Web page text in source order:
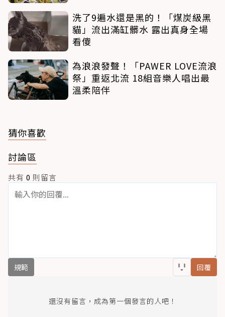
洗了9遍水還是黑的！「煤炭級黑
貓」流出滿缸髒水 露出真身全場
看傻
為浪浪發聲！「PAWER LOVE流浪
祭」重返北流 18組音樂人唱出最
溫柔陪伴
猜你喜歡
討論區
共有 0 則留言
規範 回覆
還沒有留言，成為第一個發言的人吧！